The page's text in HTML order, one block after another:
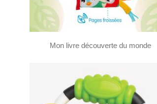
Mon livre découverte du monde